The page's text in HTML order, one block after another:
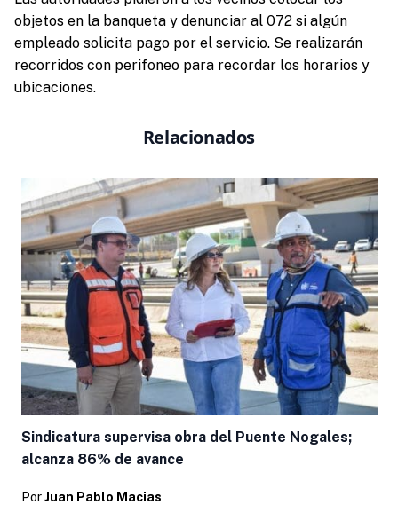
objetos en la banqueta y denunciar al 072 si algún
empleado solicita pago por el servicio. Se realizarán
recorridos con perifoneo para recordar los horarios y
ubicaciones.
Relacionados
Sindicatura supervisa obra del Puente Nogales;
alcanza 86% de avance
Por Juan Pablo Macias